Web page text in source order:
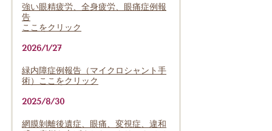
強い眼精疲労、全身疲労、眼痛症例報
告
ここをクリック
2026/1/27
緑内障症例報告（マイクロシャント手
術）ここをクリック
2025/8/30
網膜剝離後遺症、眼痛、変視症、違和